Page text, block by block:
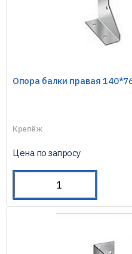
Опора балки правая
Крепёж
Цена по запросу